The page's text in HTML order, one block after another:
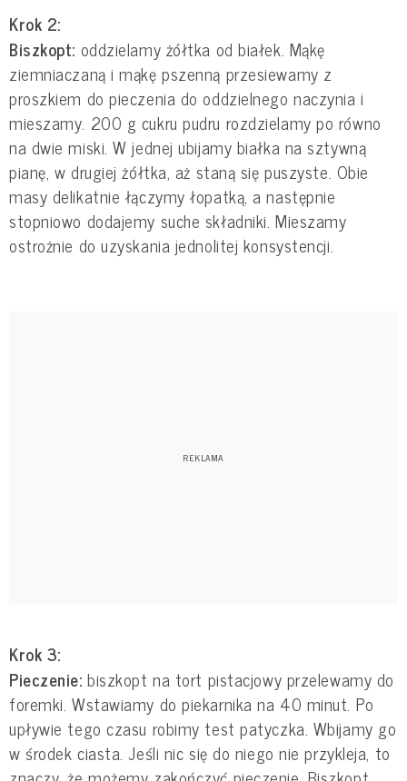
Krok 2:
Biszkopt: oddzielamy żółtka od białek. Mąkę
ziemniaczaną i mąkę pszenną przesiewamy z
proszkiem do pieczenia do oddzielnego naczynia i
mieszamy. 200 g cukru pudru rozdzielamy po równo
na dwie miski. W jednej ubijamy białka na sztywną
pianę, w drugiej żółtka, aż staną się puszyste. Obie
masy delikatnie łączymy łopatką, a następnie
stopniowo dodajemy suche składniki. Mieszamy
ostrożnie do uzyskania jednolitej konsystencji.
Krok 3:
Pieczenie: biszkopt na tort pistacjowy przelewamy do
foremki. Wstawiamy do piekarnika na 40 minut. Po
upływie tego czasu robimy test patyczka. Wbijamy go
w środek ciasta. Jeśli nic się do niego nie przykleja, to